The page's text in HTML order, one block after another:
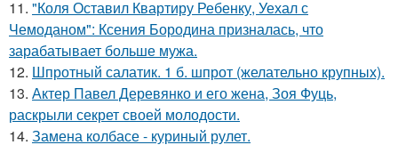
11. "Коля Оставил Квартиру Ребенку, Уехал с
Чемоданом": Ксения Бородина призналась, что
зарабатывает больше мужа.
12. Шпротный салатик. 1 б. шпрот (желательно крупных).
13. Актер Павел Деревянко и его жена, Зоя Фуць,
раскрыли секрет своей молодости.
14. Замена колбасе - куриный рулет.